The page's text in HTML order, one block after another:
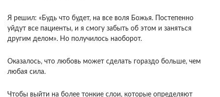
Я решил: «Будь что будет, на все воля Божья. Постепенно
уйдут все пациенты, и я смогу забыть об этом и заняться
другим делом». Но получилось наоборот.
Оказалось, что лю­бовь может сделать гораздо больше, чем
любая сила.
Чтобы выйти на более тонкие слои, которые определяют